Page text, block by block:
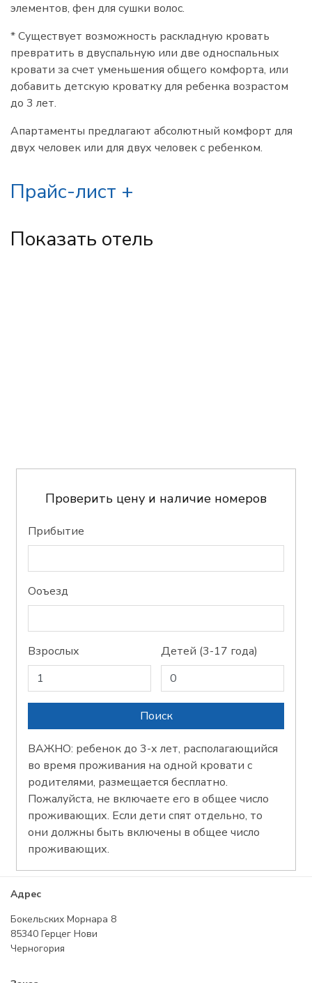
элементов, фен для сушки волос.
* Существует возможность раскладную кровать
превратить в двуспальную или две односпальных
кровати за счет уменьшения общего комфорта, или
добавить детскую кроватку для ребенка возрастом
до 3 лет.
Апартаменты предлагают абсолютный комфорт для
двух человек или для двух человек с ребенком.
Прайс-лист
Показать отель
Проверить цену и наличие номеров
Прибытие
Oоъезд
Bзрослых Детей (3-17 года)
ВАЖНО: ребенок до 3-х лет, располагающийся
во время проживания на одной кровати с
родителями, размещается бесплатно.
Пожалуйста, не включаете его в общее число
проживающих. Если дети спят отдельно, то
они должны быть включены в общее число
проживающих.
Адрес
Бокельских Морнара 8
85340 Герцег Нови
Черногория